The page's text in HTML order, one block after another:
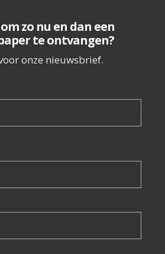
zo nu en dan een
te ontvangen?
onze nieuwsbrief.